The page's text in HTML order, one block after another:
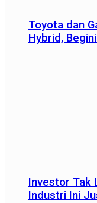
Toyota dan
Hybrid,
Investor Tak
Industri Ini